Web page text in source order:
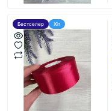
Бестселер Хіт